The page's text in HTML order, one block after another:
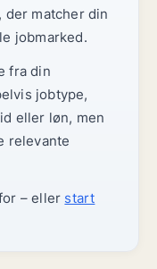
matcher din
jobmarked.
fra din
jobtype,
eller løn, men
relevante
– eller start